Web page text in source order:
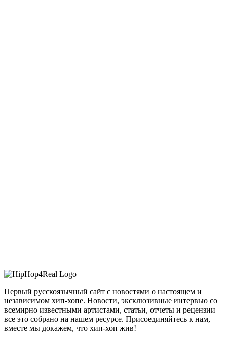
Первый русскоязычный сайт с новостями о настоящем и
независимом хип-хопе. Новости, эксклюзивные интервью со
всемирно известными артистами, статьи, отчеты и рецензии –
все это собрано на нашем ресурсе. Присоединяйтесь к нам,
вместе мы докажем, что хип-хоп жив!